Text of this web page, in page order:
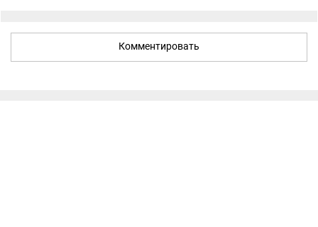
Комментировать